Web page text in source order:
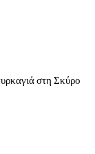
στη Σκύρο